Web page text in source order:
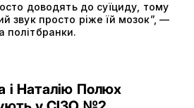
доводять до суїциду, тому
звук просто ріже їй мозок”, —
політбранки.
і Наталію Полюх